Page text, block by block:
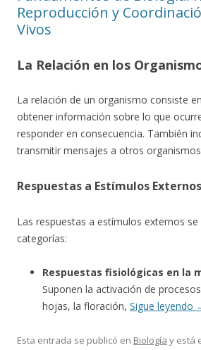
Reproducción y
Vivos
La Relación en los
La relación de un organismo consiste
obtener información sobre lo que
responder en consecuencia. También
transmitir mensajes a otros
Respuestas a Estímulos
Las respuestas a estímulos externos
categorías:
Respuestas fisiológicas en la
Suponen la activación de
hojas, la floración, Sigue leyendo
Esta entrada se publicó en Biología y está